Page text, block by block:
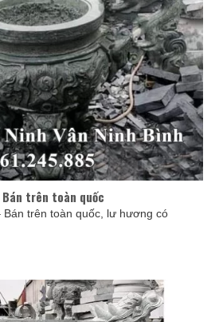
trên toàn quốc
trên toàn quốc, lư hương có